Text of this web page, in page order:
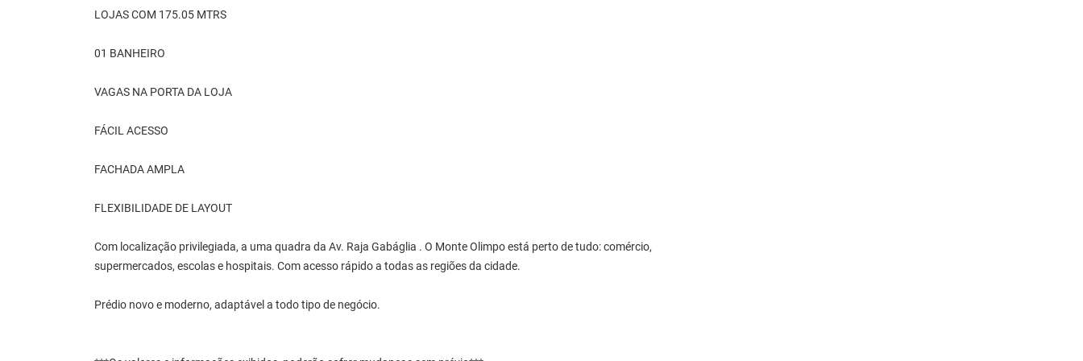
LOJAS COM 175.05 MTRS
01 BANHEIRO
VAGAS NA PORTA DA LOJA
FÁCIL ACESSO
FACHADA AMPLA
FLEXIBILIDADE DE LAYOUT
Com localização privilegiada, a uma quadra da Av. Raja Gabáglia . O Monte Olimpo está perto de tudo: comércio,
supermercados, escolas e hospitais. Com acesso rápido a todas as regiões da cidade.
Prédio novo e moderno, adaptável a todo tipo de negócio.